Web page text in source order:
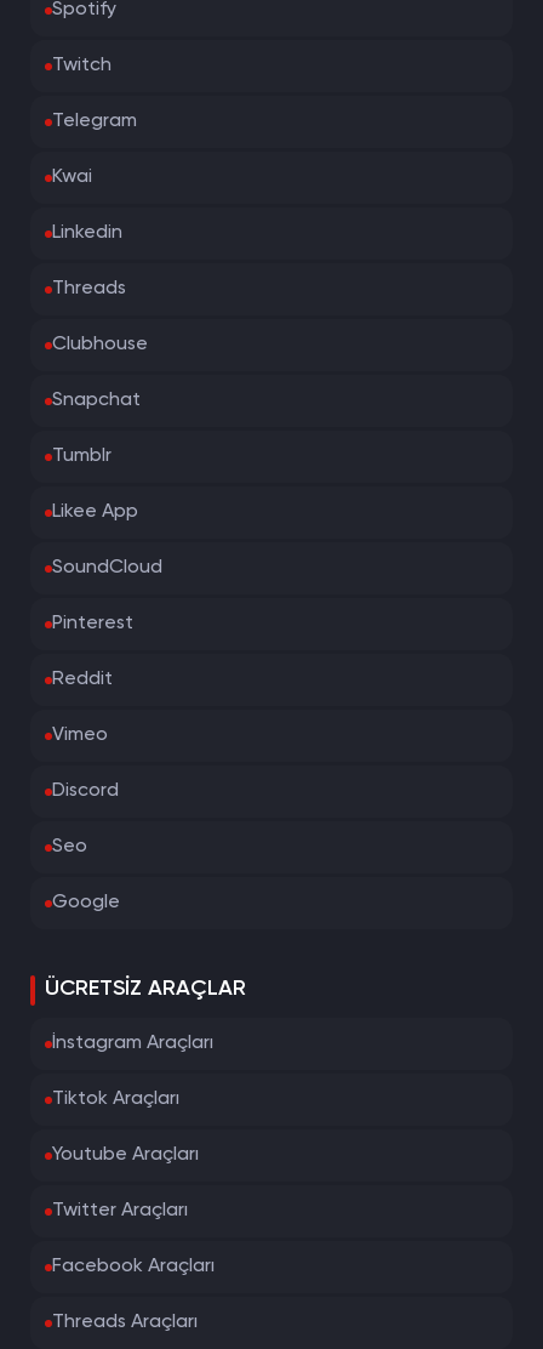
Spotify
Twitch
Telegram
Kwai
Linkedin
Threads
Clubhouse
Snapchat
Tumblr
Likee App
SoundCloud
Pinterest
Reddit
Vimeo
Discord
Seo
Google
ÜCRETSIZ ARAÇLAR
İnstagram Araçları
Tiktok Araçları
Youtube Araçları
Twitter Araçları
Facebook Araçları
Threads Araçları